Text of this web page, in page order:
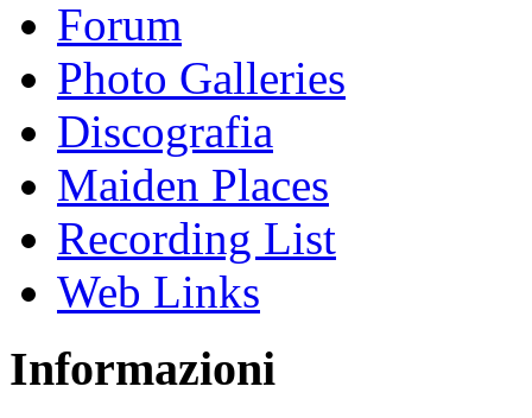
Forum
Photo Galleries
Discografia
Maiden Places
Recording List
Web Links
Informazioni